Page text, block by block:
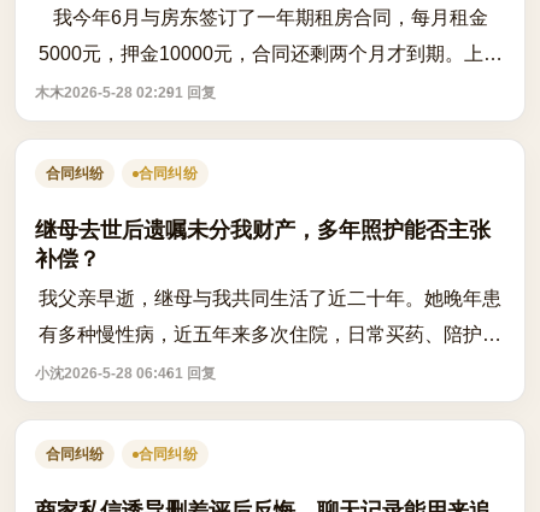
我今年6月与房东签订了一年期租房合同，每月租金
5000元，押金10000元，合同还剩两个月才到期。上个
月因房屋墙面渗水问题与房东沟通维修事宜，双方产生
争执，房东态度逐渐强硬。本月我下班回家时...
木木2026-5-28 02:291 回复
合同纠纷 合同纠纷
继母去世后遗嘱未分我财产，多年照护能否主张
补偿？
我父亲早逝，继母与我共同生活了近二十年。她晚年患
有多种慢性病，近五年来多次住院，日常买药、陪护、
请护工、办理医保和养老手续等几乎全由我负责，她亲
生子女长期在外，从未尽过照护义务。我...
小沈2026-5-28 06:461 回复
合同纠纷 合同纠纷